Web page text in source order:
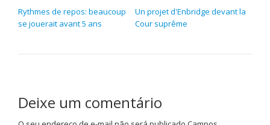
Rythmes de repos: beaucoup
se jouerait avant 5 ans
Un projet d'Enbridge devant la
Cour suprême
Deixe um comentário